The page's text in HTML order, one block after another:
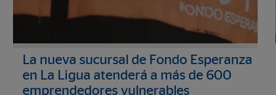
La nueva sucursal de Fondo Esperanza
en La Ligua atenderá a más de 600
emprendedores vulnerables